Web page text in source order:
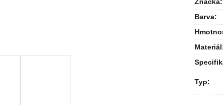
Barva:
Materiál
Typ: